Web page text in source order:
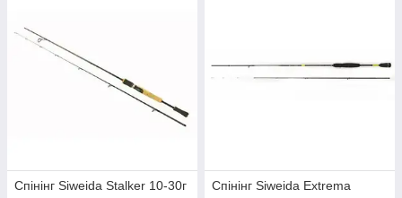
Спінінг Siweida Stalker 10-30г
Спінінг Siweida Extrema